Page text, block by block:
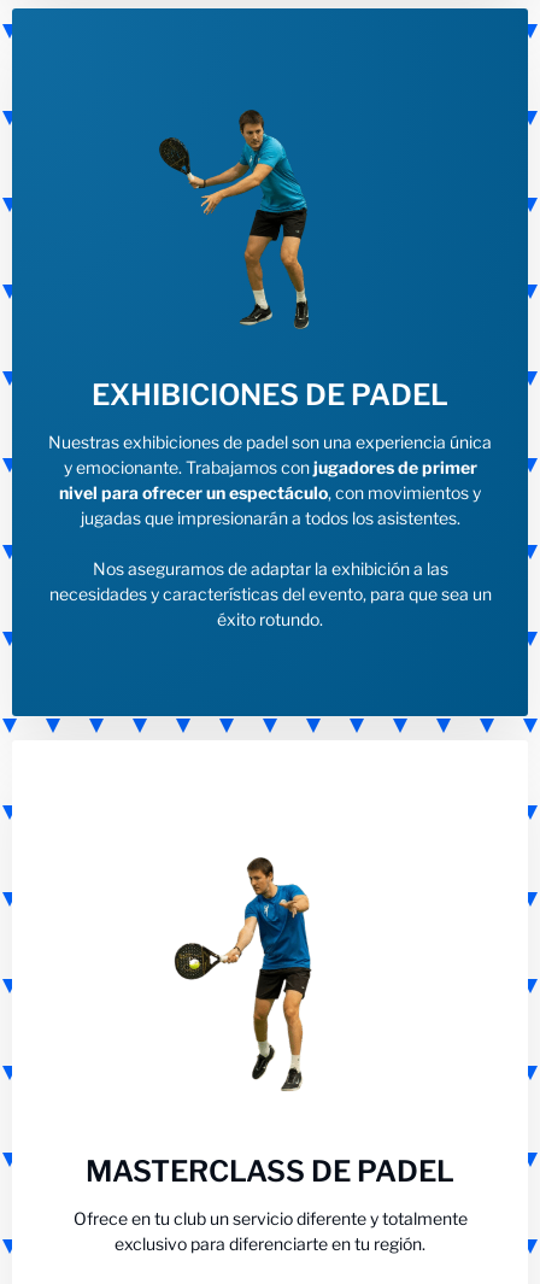
EXHIBICIONES DE PADEL
Nuestras exhibiciones de padel son una experiencia única
y emocionante. Trabajamos conjugadores de primer
nivel para ofrecer un espectáculo, con movimientos y
jugadas que impresionarán a todos los asistentes.
Nos aseguramos de adaptar la exhibición a las
necesidades y características del evento, para que sea un
éxito rotundo.
MASTERCLASS DE PADEL
Ofrece en tu club un servicio diferente y totalmente
exclusivo para diferenciarte en tu región.